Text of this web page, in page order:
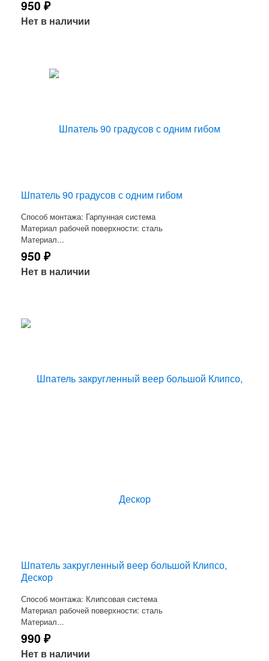
950 ₽
Нет в наличии
Шпатель 90 градусов с одним гибом
Способ монтажа: Гарпунная система
Материал рабочей поверхности: сталь
Материал...
950 ₽
Нет в наличии
Шпатель закругленный веер большой Клипсо,
Дескор
Способ монтажа: Клипсовая система
Материал рабочей поверхности: сталь
Материал...
990 ₽
Нет в наличии